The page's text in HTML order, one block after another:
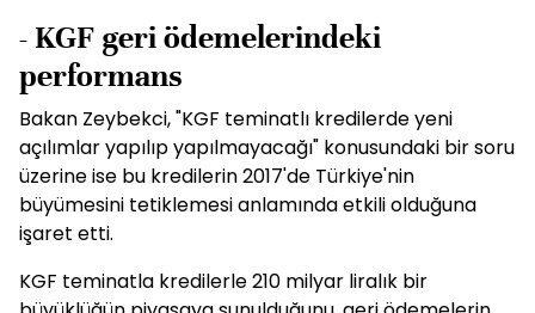
- KGF geri ödemelerindeki
performans
Bakan Zeybekci, "KGF teminatlı kredilerde yeni
açılımlar yapılıp yapılmayacağı" konusundaki bir soru
üzerine ise bu kredilerin 2017'de Türkiye'nin
büyümesini tetiklemesi anlamında etkili olduğuna
işaret etti.
KGF teminatla kredilerle 210 milyar liralık bir